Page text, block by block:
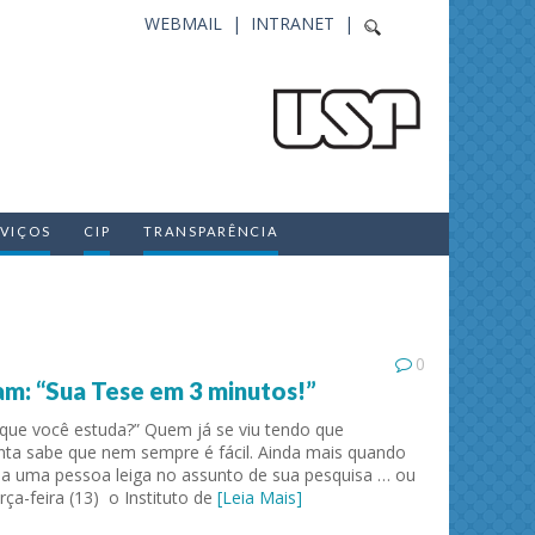
INTRANET |
WEBMAIL |
CIP TRANSPARÊNCIA
0
“Sua Tese em 3 minutos!”
você estuda?” Quem já se viu tendo que
sabe que nem sempre é fácil. Ainda mais quando
uma pessoa leiga no assunto de sua pesquisa … ou
feira (13) o Instituto de [Leia Mais]